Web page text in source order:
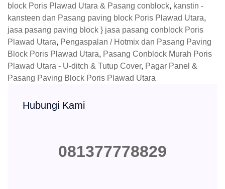
block Poris Plawad Utara & Pasang conblock, kanstin -
kansteen dan Pasang paving block Poris Plawad Utara,
jasa pasang paving block } jasa pasang conblock Poris
Plawad Utara, Pengaspalan / Hotmix dan Pasang Paving
Block Poris Plawad Utara, Pasang Conblock Murah Poris
Plawad Utara - U-ditch & Tutup Cover, Pagar Panel &
Pasang Paving Block Poris Plawad Utara
Hubungi Kami
081377778829